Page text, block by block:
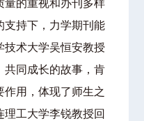
量的重视和办刊多样
支持下，力学期刊能
技术大学吴恒安教授
共同成长的故事，肯
作用，体现了师生之
工大学李锐教授回